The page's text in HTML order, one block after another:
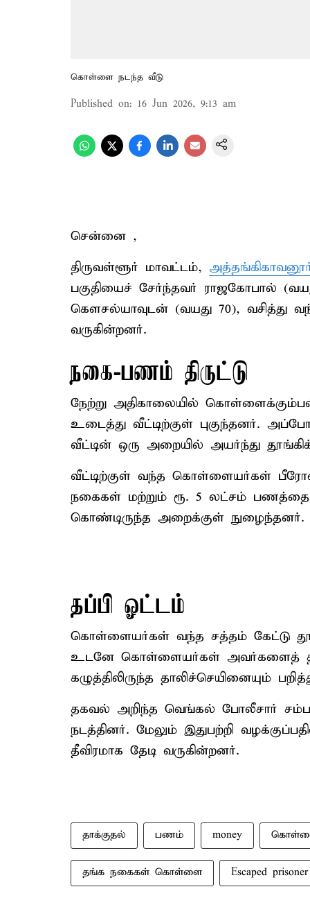
கொள்ளை நடந்த வீடு
Published on: 16 Jun 2026, 9:13 am
சென்னை ,
திருவள்ளூர் மாவட்டம்,
பகுதியைச் சேர்ந்தவர் ராஜகோபால்
கெளசல்யாவுடன் (வயது 70), வசித்து
வருகின்றனர்.
நகை-பணம் திருட்டு
நேற்று அதிகாலையில்
உடைத்து வீட்டிற்குள் புகுந்தனர்.
வீட்டின் ஒரு அறையில் அயர்ந்து
வீட்டிற்குள் வந்த கொள்ளையர்கள்
நகைகள் மற்றும் ரூ. 5 லட்சம் பணத்தை
கொண்டிருந்த அறைக்குள் நுழைந்தனர்.
தப்பி ஓட்டம்
கொள்ளையர்கள் வந்த சத்தம் கேட்டு
உடனே கொள்ளையர்கள் அவர்களைத்
கழுத்திலிருந்த தாலிச்செயினையும்
தகவல் அறிந்த வெங்கல் போலீசார்
நடத்தினர். மேலும் இதுபற்றி
தீவிரமாக தேடி வருகின்றனர்.
தாக்குதல் பணம் money
தங்க நகைகள் கொள்ளை Escaped prisoner